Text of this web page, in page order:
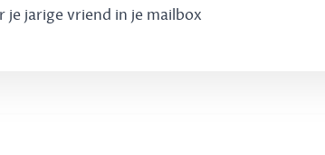
je jarige vriend in je mailbox